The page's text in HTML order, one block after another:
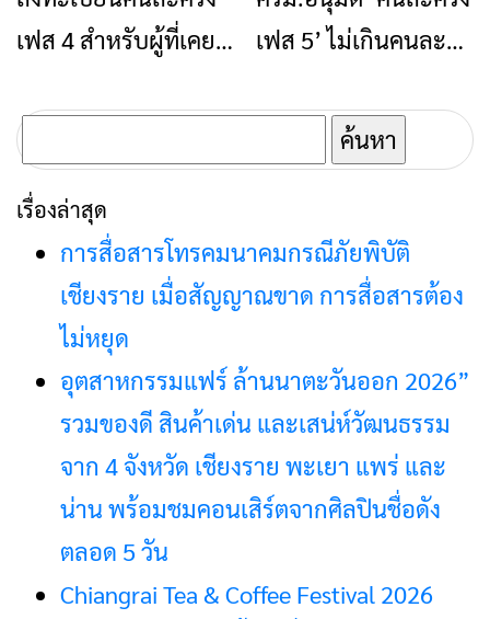
สูงสุด 2,000 บาทต่อ
ร้านค้า
2568
เฟส 4 สำหรับผู้ที่เคย
เฟส 5’ ไม่เกินคนละ
โครงการ เริ่ม 1 ก.ย.นี้
ค้นหา
สำหรับ:
เรื่องล่าสุด
การสื่อสารโทรคมนาคมกรณีภัยพิบัติ
เชียงราย เมื่อสัญญาณขาด การสื่อสารต้อง
ไม่หยุด
อุตสาหกรรมแฟร์ ล้านนาตะวันออก 2026”
รวมของดี สินค้าเด่น และเสน่ห์วัฒนธรรม
จาก 4 จังหวัด เชียงราย พะเยา แพร่ และ
น่าน พร้อมชมคอนเสิร์ตจากศิลปินชื่อดัง
ตลอด 5 วัน
Chiangrai Tea & Coffee Festival 2026